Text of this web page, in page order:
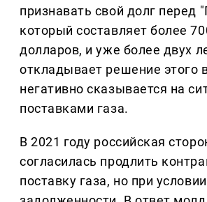
признавать свой долг перед
который составляет более
долларов, и уже более двух
откладывает решение этого
негативно сказывается на
поставками газа.
В 2021 году российская
согласилась продлить
поставку газа, но при